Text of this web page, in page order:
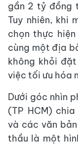
gần 2 tỷ đồng
Tuy nhiên, khi
chọn thực
cùng một địa
không khỏi
việc tối ưu hóa
Dưới góc nhìn
(TP HCM)
và các văn
thầu là một